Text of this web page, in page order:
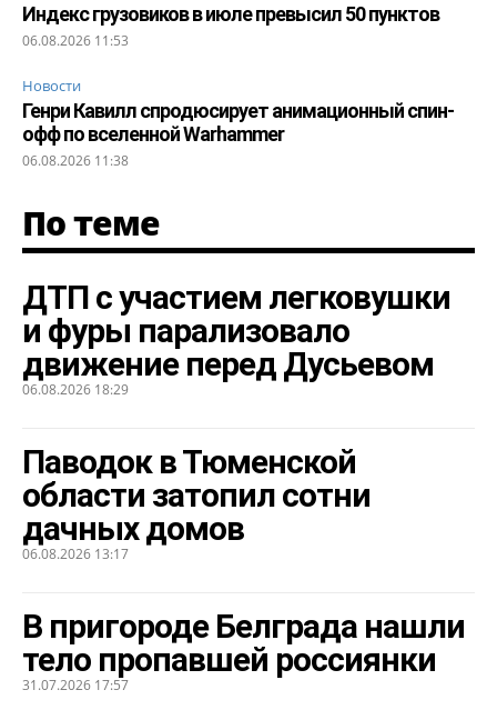
Индекс грузовиков в июле превысил 50 пунктов
06.08.2026 11:53
Новости
Генри Кавилл спродюсирует анимационный спин-
офф по вселенной Warhammer
06.08.2026 11:38
По теме
ДТП с участием легковушки
и фуры парализовало
движение перед Дусьевом
06.08.2026 18:29
Паводок в Тюменской
области затопил сотни
дачных домов
06.08.2026 13:17
В пригороде Белграда нашли
тело пропавшей россиянки
31.07.2026 17:57